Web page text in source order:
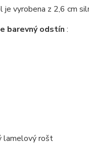
je vyrobena z 2,6 cm
barevný odstín :
lamelový rošt